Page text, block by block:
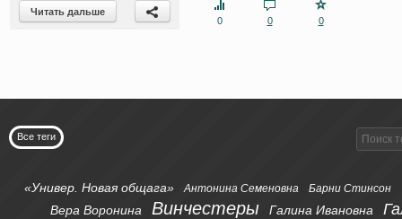
Читать дальше
0
0 0
Все теги
«Универ. Новая общага» Антонина Семеновна Барни Стинсон
Вера Воронина Винчестеры Галина Ивановна